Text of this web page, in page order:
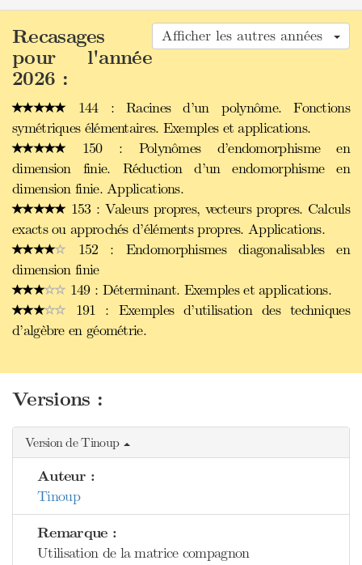
Afficher les autres années
Recasages
pour l'année
2026 :
144 : Racines d’un polynôme. Fonctions
symétriques élémentaires. Exemples et applications.
150 : Polynômes d’endomorphisme en
dimension finie. Réduction d’un endomorphisme en
dimension finie. Applications.
153 : Valeurs propres, vecteurs propres. Calculs
exacts ou approchés d’éléments propres. Applications.
152 : Endomorphismes diagonalisables en
dimension finie
149 : Déterminant. Exemples et applications.
191 : Exemples d’utilisation des techniques
d’algèbre en géométrie.
Versions :
Version de Tinoup
Auteur :
Tinoup
Remarque :
Utilisation de la matrice compagnon